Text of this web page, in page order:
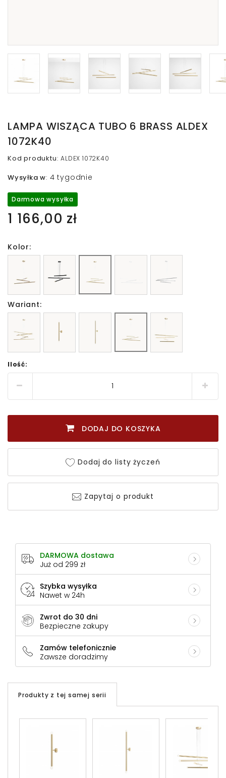
LAMPA WISZĄCA TUBO 6 BRASS ALDEX
1072K40
Kod produktu:ALDEX 1072K40
Wysyłka w: 4 tygodnie
Darmowa wysyłka
1 166,00 zł
Kolor:
Wariant:
Ilość:
DODAJ DO KOSZYKA
Dodaj do listy życzeń
Zapytaj o produkt
DARMOWA dostawa
Już od 299 zł
Szybka wysyłka
Nawet w 24h
Zwrot do 30 dni
Bezpieczne zakupy
Zamów telefonicznie
Zawsze doradzimy
Produkty z tej samej serii